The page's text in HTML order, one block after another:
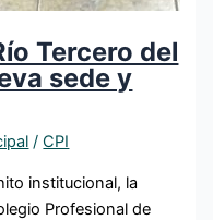
Tercero del
sede y
/CPI
institucional, la
Profesional de